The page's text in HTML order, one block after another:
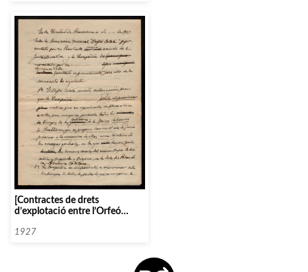
Música Catalana]
[Contractes de drets
d’explotació entre l’Orfeó
1927